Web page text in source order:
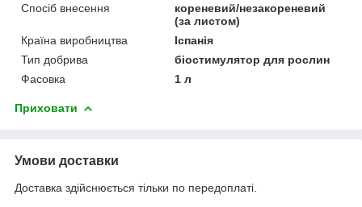
Спосіб внесення
кореневий/незакореневий
(за листом)
Країна виробництва
Іспанія
Тип добрива
біостимулятор для рослин
Фасовка
1 л
Приховати
Умови доставки
Доставка здійснюється тільки по передоплаті.